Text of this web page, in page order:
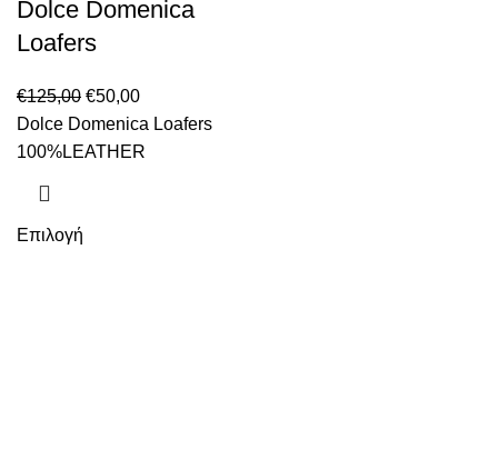
Dolce Domenica
Loafers
€125,00 €50,00
Dolce Domenica Loafers
100%LEATHER
Επιλογή